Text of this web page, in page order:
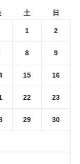
土 日
1 2
8 9
15 16
22 23
29 30